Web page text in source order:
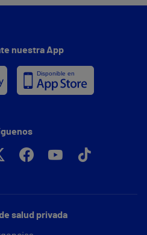
salud privada
nuestra App